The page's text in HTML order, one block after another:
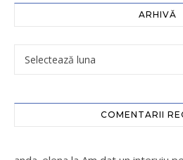
ARHIVĂ
COMENTARII